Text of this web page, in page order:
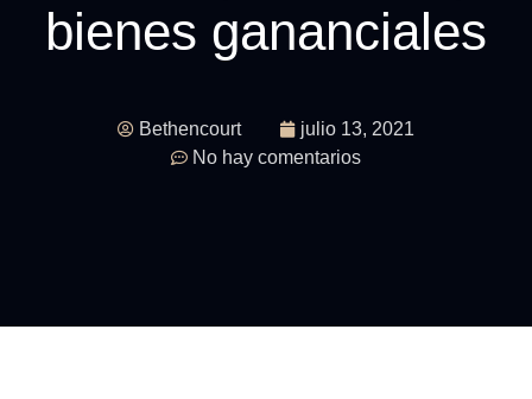
bienes gananciales
Bethencourt
julio 13, 2021
No hay comentarios